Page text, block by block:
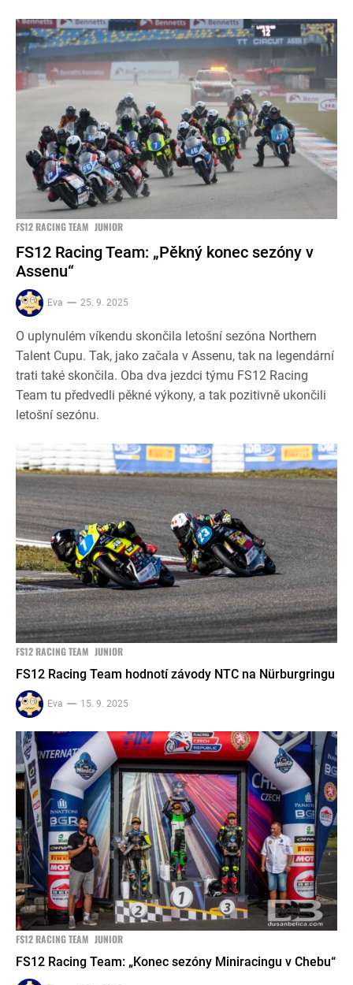
FS12 RACING TEAM JUNIOR
FS12 Racing Team: „Pěkný konec sezóny v
Assenu“
Eva 25. 9. 2025
O uplynulém víkendu skončila letošní sezóna Northern
Talent Cupu. Tak, jako začala v Assenu, tak na legendární
trati také skončila. Oba dva jezdci týmu FS12 Racing
Team tu předvedli pěkné výkony, a tak pozitivně ukončili
letošní sezónu.
FS12 RACING TEAM JUNIOR
FS12 Racing Team hodnotí závody NTC na Nürburgringu
Eva 15. 9. 2025
FS12 RACING TEAM JUNIOR
FS12 Racing Team: „Konec sezóny Miniracingu v Chebu“